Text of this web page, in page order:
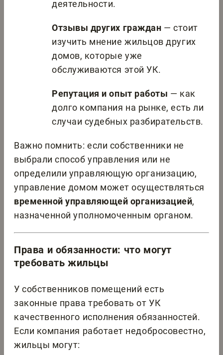
деятельности.
Отзывы других граждан — стоит
изучить мнение жильцов других
домов, которые уже
обслуживаются этой УК.
Репутация и опыт работы — как
долго компания на рынке, есть ли
случаи судебных разбирательств.
Важно помнить: если собственники не
выбрали способ управления или не
определили управляющую организацию,
управление домом может осуществляться
временной управляющей организацией,
назначенной уполномоченным органом.
Права и обязанности: что могут
требовать жильцы
У собственников помещений есть
законные права требовать от УК
качественного исполнения обязанностей.
Если компания работает недобросовестно,
жильцы могут: